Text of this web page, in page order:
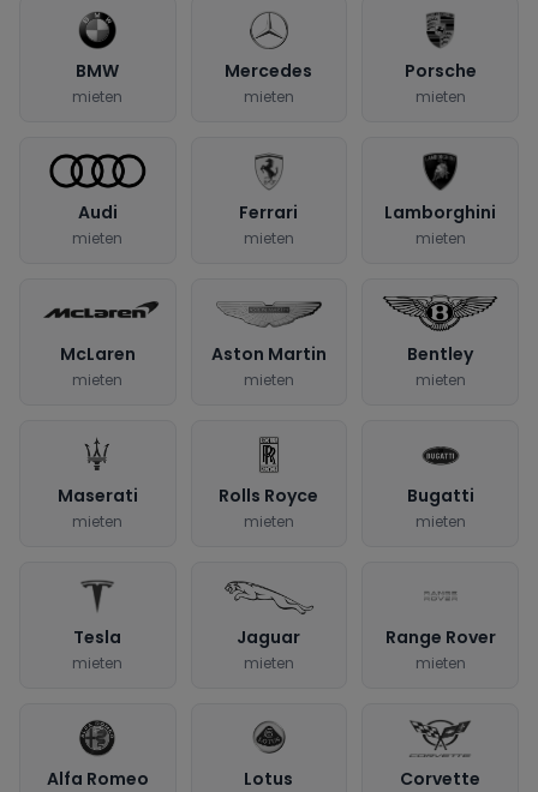
BMW
mieten
Mercedes
mieten
Porsche
mieten
Audi
mieten
Ferrari
mieten
Lamborghini
mieten
McLaren
mieten
Aston Martin
mieten
Bentley
mieten
Maserati
mieten
Rolls Royce
mieten
Bugatti
mieten
Tesla
mieten
Jaguar
mieten
Range Rover
mieten
Alfa Romeo Lotus Corvette